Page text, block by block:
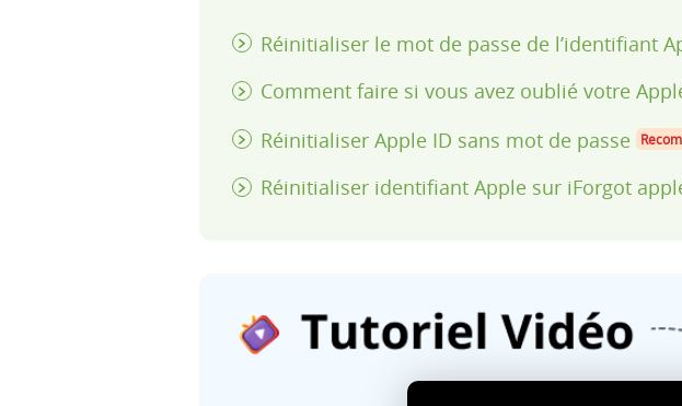
Réinitialiser le mot de passe de l’identifiant
Comment faire si vous avez oublié votre
Réinitialiser Apple ID sans mot de passe
Réinitialiser identifiant Apple sur iForgot